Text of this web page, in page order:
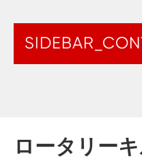
ロータリー